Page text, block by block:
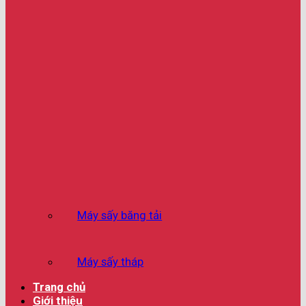
Máy sấy băng tải
Máy sấy tháp
Trang chủ
Giới thiệu